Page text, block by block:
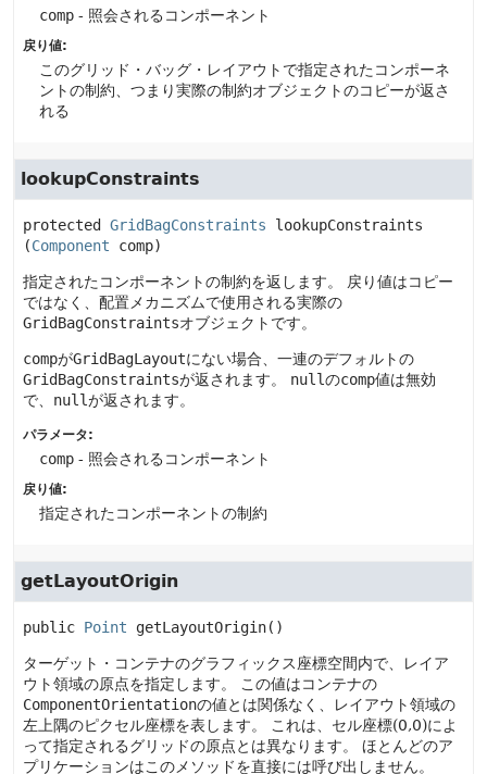
comp - 照会されるコンポーネント
戻り値:
このグリッド・バッグ・レイアウトで指定されたコンポーネ
ントの制約、つまり実際の制約オブジェクトのコピーが返さ
れる
lookupConstraints
protected GridBagConstraints
lookupConstraints
(Component comp)
指定されたコンポーネントの制約を返します。
戻り値はコピー
ではなく、配置メカニズムで使用される実際の
GridBagConstraintsオブジェクトです。
compがGridBagLayoutにない場合、一連のデフォルトの
GridBagConstraintsが返されます。 nullのcomp値は無効
で、 nullが返されます。
パラメータ:
comp - 照会されるコンポーネント
戻り値:
指定されたコンポーネントの制約
getLayoutOrigin
public Point getLayoutOrigin()
ターゲット・コンテナのグラフィックス座標空間内で、レイア
ウト領域の原点を指定します。
この値はコンテナの
ComponentOrientationの値とは関係なく、レイアウト領域の
左上隅のピクセル座標を表します。
これは、セル座標(0,0)によ
って指定されるグリッドの原点とは異なります。
ほとんどのア
プリケーションはこのメソッドを直接には呼び出しません。